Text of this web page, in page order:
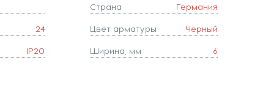
24
IP20
Страна Германия
Цвет арматуры Черный
Ширина, мм 6